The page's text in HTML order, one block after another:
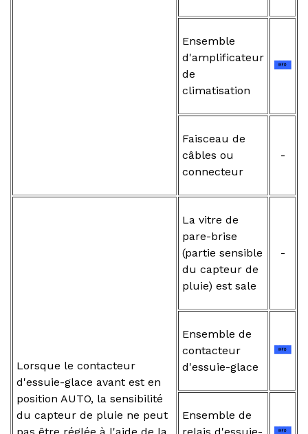
Ensemble
d'amplificateur
de
climatisation
Faisceau de
câbles ou
connecteur
-
Lorsque le contacteur
d'essuie-glace avant est en
position AUTO, la sensibilité
du capteur de pluie ne peut
La vitre de
pare-brise
(partie sensible
du capteur de
pluie) est sale
-
Ensemble de
contacteur
d'essuie-glace
Ensemble de